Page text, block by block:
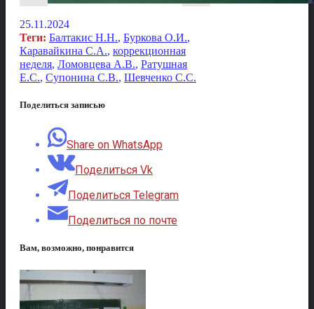
25.11.2024
Теги: Балтакис Н.Н., Буркова О.И.,
Каравайкина С.А., коррекционная
неделя, Ломовцева А.В., Ратушная
Е.С., Супонина С.В., Шевченко С.С.
Поделиться записью
Share on WhatsApp
Поделиться Vk
Поделиться Telegram
Поделиться по почте
Вам, возможно, понравится